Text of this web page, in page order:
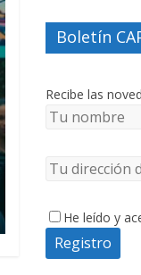
Boletín
Recibe las
He leído y